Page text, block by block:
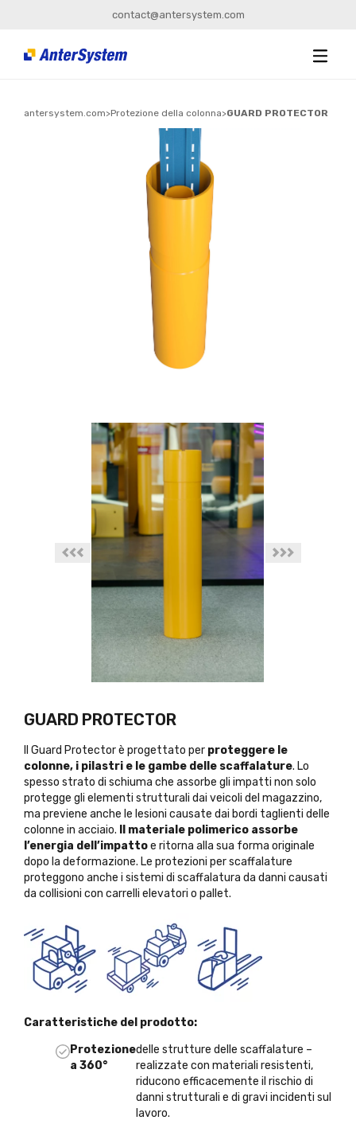
contact@antersystem.com
antersystem.com>Protezione della colonna>GUARD PROTECTOR
GUARD PROTECTOR
Il Guard Protector è progettato per proteggere le
colonne, i pilastri e le gambe delle scaffalature. Lo
spesso strato di schiuma che assorbe gli impatti non solo
protegge gli elementi strutturali dai veicoli del magazzino,
ma previene anche le lesioni causate dai bordi taglienti delle
colonne in acciaio.
Il materiale polimerico assorbe
l’energia dell’impattoe ritorna alla sua forma originale
dopo la deformazione. Le protezioni per scaffalature
proteggono anche i sistemi di scaffalatura da danni causati
da collisioni con carrelli elevatori o pallet.
Caratteristiche del prodotto:
Protezione
a 360°
delle strutture delle scaffalature –
realizzate con materiali resistenti,
riducono efficacemente il rischio di
danni strutturali e di gravi incidenti sul
lavoro.